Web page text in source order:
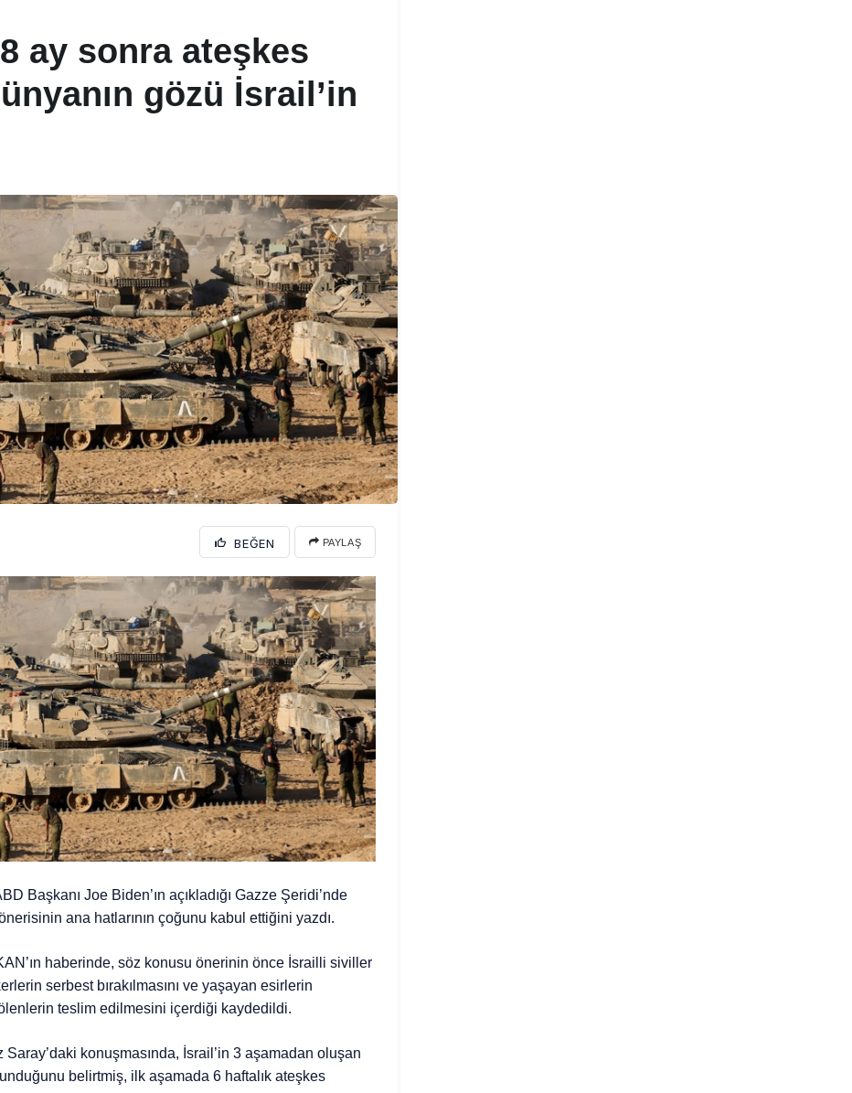
8 ay sonra ateşkes
gözü İsrail’in
BEĞEN PAYLAŞ
Başkanı Joe Biden’ın açıkladığı Gazze Şeridi’nde
ana hatlarının çoğunu kabul ettiğini yazdı.
haberinde, söz konusu önerinin önce İsrailli siviller
serbest bırakılmasını ve yaşayan esirlerin
teslim edilmesini içerdiği kaydedildi.
Saray’daki konuşmasında, İsrail’in 3 aşamadan oluşan
belirtmiş, ilk aşamada 6 haftalık ateşkes